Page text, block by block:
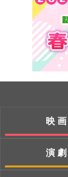
映画
演劇